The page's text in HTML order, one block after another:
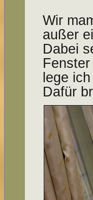
Wir
außer
Dabei
lege
Dafür